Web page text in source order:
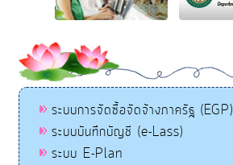
ระบบการจัดซื้อจัดจ้างภาครัฐ (EGP)
ระบบบันทึกบัญชี (e-Lass)
ระบบ E-Plan